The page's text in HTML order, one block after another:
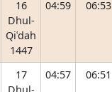
16
Dhul-
Qiʿdah
1447
04:59 06:53
17
04:57 06:51